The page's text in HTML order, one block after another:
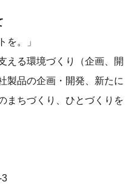
を。」
える環境づくり（企画、開
製品の企画・開発、新たに
まちづくり、ひとづくりを
3